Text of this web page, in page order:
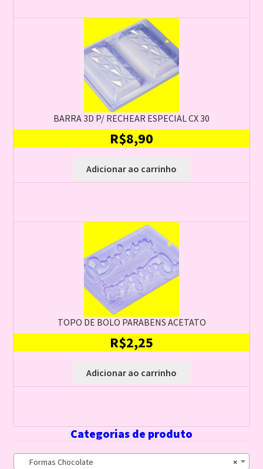
BARRA 3D P/ RECHEAR ESPECIAL CX 30
R$8,90
Adicionar ao carrinho
TOPO DE BOLO PARABENS ACETATO
R$2,25
Adicionar ao carrinho
Categorias de produto
×
Formas Chocolate